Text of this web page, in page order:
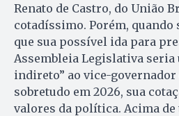
Renato de Castro, do União
cotadíssimo. Porém, quando
que sua possível ida para
Assembleia Legislativa seria
indireto” ao vice-
sobretudo em 2026, sua
valores da política. Acima de